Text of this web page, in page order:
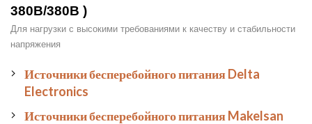
380В/380В )
Для нагрузки с высокими требованиями к качеству и стабильности
напряжения
Источники бесперебойного питания Delta
Electronics
Источники бесперебойного питания Makelsan